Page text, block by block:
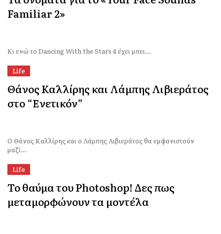
Familiar 2»
Κι ενώ το Dancing With the Stars 4 έχει μπει...
Life
Θάνος Καλλίρης και Λάμπης Λιβιεράτος
στο “Ενετικόν”
Ο Θάνος Καλλίρης και ο Λάμπης Λιβιεράτος θα εμφανιστούν
μαζί...
Life
Το θαύμα του Photoshop! Δες πως
μεταμορφώνουν τα μοντέλα